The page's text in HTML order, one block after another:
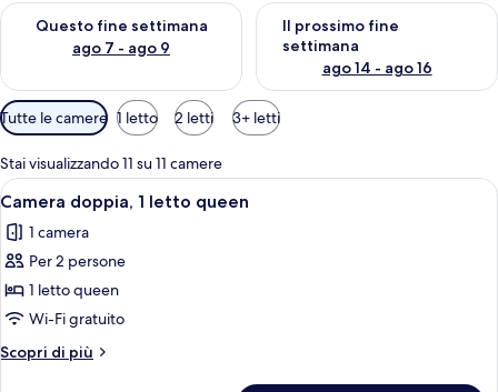
Questo fine settimana
ago 7 - ago 9
Verifica la disponibilità per questo fine settimana, ago 7 - ago
Il prossimo fine
settimana
ago 14 - ago 16
Verifica la disponibilità per il
Filtri
disponibili
per
le
camere
Tutte le camere 1 letto 2 letti 3+ letti
Stai visualizzando 11 su 11 camere
Apri
tutte
le
foto
per
Camera
doppia,
1
Una persona sdraiata su un letto con
4
Camera doppia, 1 letto queen
1 camera
Per 2 persone
1 letto queen
Wi-Fi gratuito
Scopri di più
Altri